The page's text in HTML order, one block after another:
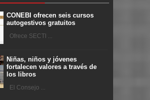
CONEBI ofrecen seis cursos
autogestivos gratuitos
Ofrece SECTI ...
Niñas, niños y jóvenes
fortalecen valores a través de
los libros
El Consejo ...